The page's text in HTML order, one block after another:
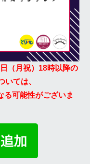
（月祝）18時以降の
いては、
る可能性がございま